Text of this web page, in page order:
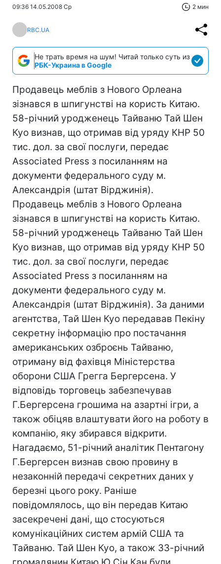
09:36 14.05.2008 Ср 2 мин
RBC.UA
Не трать время на шум! Читай только суть из
РБК-Украина в Google
Продавець меблів з Нового Орлеана
зізнався в шпигунстві на користь Китаю.
58-річний уродженець Тайваню Тай Шен
Куо визнав, що отримав від уряду КНР 50
тис. дол. за свої послуги, передає
Associated Press з посиланням на
документи федерального суду м.
Александрія (штат Вірджинія).
Продавець меблів з Нового Орлеана
зізнався в шпигунстві на користь Китаю.
58-річний уродженець Тайваню Тай Шен
Куо визнав, що отримав від уряду КНР 50
тис. дол. за свої послуги, передає
Associated Press з посиланням на
документи федерального суду м.
Александрія (штат Вірджинія). За даними
агентства, Тай Шен Куо передавав Пекіну
секретну інформацію про постачання
американських озброєнь Тайваню,
отриману від фахівця Міністерства
оборони США Грегга Бергерсена. У
відповідь торговець забезпечував
Г.Бергерсена грошима на азартні ігри, а
також обіцяв влаштувати його на роботу в
компанію, яку збирався відкрити.
Нагадаємо, 51-річний аналітик Пентагону
Г.Бергерсен визнав свою провину в
незаконній передачі секретних даних у
березні цього року. Раніше
повідомлялось, що він передав Китаю
засекречені дані, що стосуються
комунікаційних систем армій США та
Тайваню. Тай Шен Куо, а також 33-річний